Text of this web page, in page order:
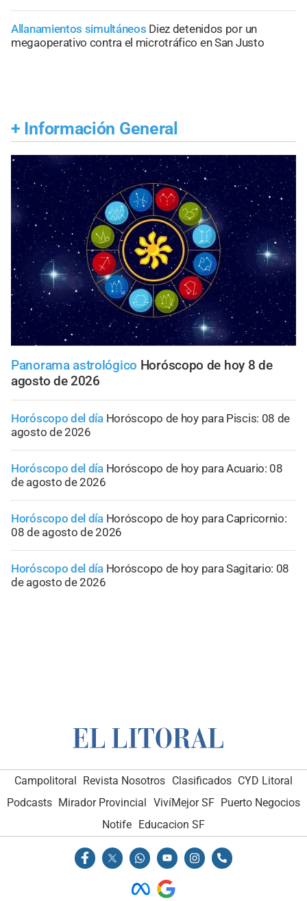
Allanamientos simultáneos Diez detenidos por un
megaoperativo contra el microtráfico en San Justo
+ Información General
Panorama astrológico Horóscopo de hoy 8 de
agosto de 2026
Horóscopo del día Horóscopo de hoy para Piscis: 08 de
agosto de 2026
Horóscopo del día Horóscopo de hoy para Acuario: 08
de agosto de 2026
Horóscopo del día Horóscopo de hoy para Capricornio:
08 de agosto de 2026
Horóscopo del día Horóscopo de hoy para Sagitario: 08
de agosto de 2026
Campolitoral Revista Nosotros Clasificados CYD Litoral
Podcasts Mirador Provincial VivíMejor SF Puerto Negocios
Notife
Educacion SF